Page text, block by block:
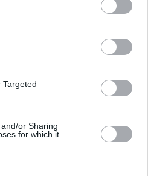
or Sharing
for which it